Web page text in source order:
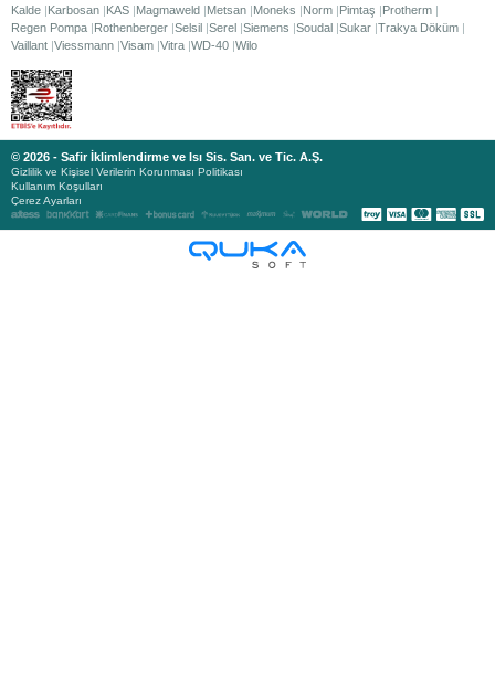
Kalde Karbosan KAS Magmaweld Metsan Moneks Norm Pimtaş
Protherm
Regen Pompa Rothenberger Selsil Serel Siemens Soudal Sukar Trakya Döküm
Vaillant Viessmann Visam Vitra WD-40 Wilo
© 2026 - Safir İklimlendirme ve Isı Sis. San. ve Tic. A.Ş.
Gizlilik ve Kişisel Verilerin Korunması Politikası
Kullanım Koşulları
Çerez Ayarları